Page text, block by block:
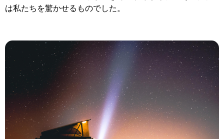
は私たちを驚かせるものでした。